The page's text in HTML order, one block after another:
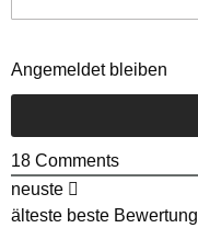
Angemeldet bleiben
18 Comments
neuste
älteste beste Bewertung